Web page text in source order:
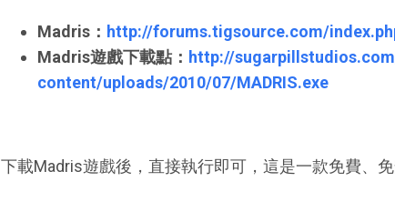
Madris： http://forums.tigsource.com/
Madris遊戲下載點： http://
content/uploads/2010/07/MADRIS.exe
下載Madris遊戲後，直接執行即可，這是一款免費、免